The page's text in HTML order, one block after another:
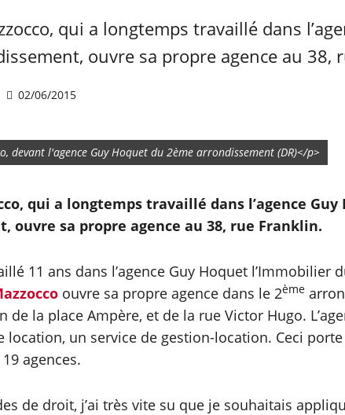
qui a longtemps travaillé dans
ouvre sa propre agence au 38,
02/06/2015
devant l'agence Guy Hoquet du 2ème arrondissement (DR)</p>
qui a longtemps travaillé dans l’agence Guy
ouvre sa propre agence au 38, rue Franklin.
11 ans dans l’agence Guy Hoquet l’Immobilier
ouvre sa propre agence dans le 2ème
de la place Ampère, et de la rue Victor Hugo.
location, un service de gestion-location. Ceci
agences.
de droit, j’ai très vite su que je souhaitais